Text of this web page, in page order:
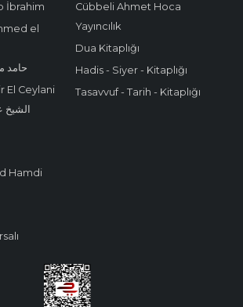
İbrahim
el
حامد
El Ceylani
Hamdi
Cübbeli Ahmet Hoca
Yayıncılık
Dua Kitaplığı
Hadis - Siyer - Kitaplığı
Tasavvuf - Tarih - Kitaplığı